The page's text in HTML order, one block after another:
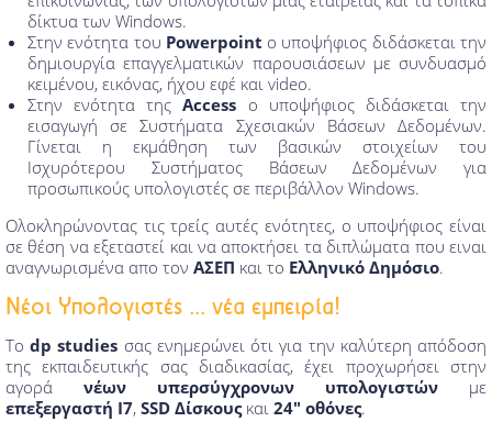
δίκτυα των Windows.
Στην ενότητα του Powerpoint ο υποψήφιος διδάσκεται την
δημιουργία επαγγελματικών παρουσιάσεων με συνδυασμό
κειμένου, εικόνας, ήχου εφέ και video.
Στην ενότητα τηςAccess ο υποψήφιος διδάσκεται την
εισαγωγή σε Συστήματα Σχεσιακών Βάσεων Δεδομένων.
Γίνεται η εκμάθηση των βασικών στοιχείων του
Ισχυρότερου Συστήματος Βάσεων Δεδομένων για
προσωπικούς υπολογιστές σε περιβάλλον Windows.
Ολοκληρώνοντας τις τρείς αυτές ενότητες, ο υποψήφιος είναι
σε θέση να εξεταστεί και να αποκτήσει τα διπλώματα που ειναι
αναγνωρισμένα απο τον ΑΣΕΠ και το Ελληνικό Δημόσιο.
Νέοι Υπολογιστές ... νέα εμπειρία!
Τοdp studies σας ενημερώνει ότι για την καλύτερη απόδοση
της εκπαιδευτικής σας διαδικασίας, έχει προχωρήσει στην
αγορά νέων υπερσύγχρονων υπολογιστών με
επεξεργαστή I7, SSD Δίσκουςκαι 24" οθόνες.